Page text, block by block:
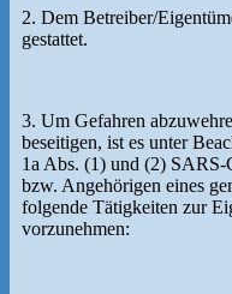
2. Dem Betreiber/
gestattet.
3. Um Gefahren
beseitigen, ist es unter
1a Abs. (1) und (2)
bzw. Angehörigen eines
folgende Tätigkeiten zur
vorzunehmen: